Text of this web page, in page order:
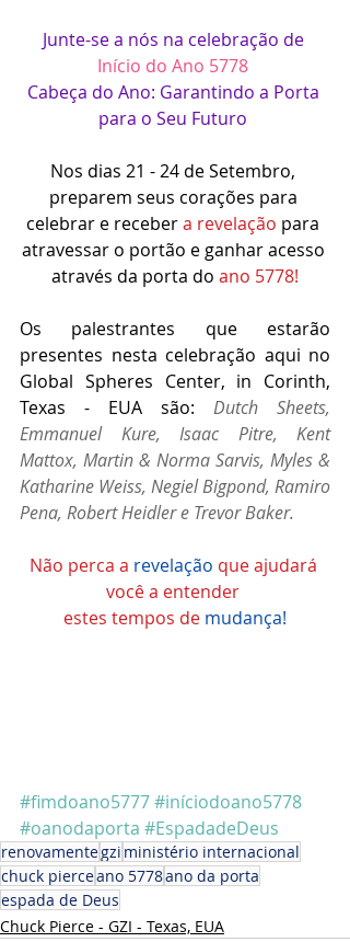
Junte-se a nós na celebração de
Início do Ano 5778
Cabeça do Ano: Garantindo a Porta
para o Seu Futuro
Nos dias 21 - 24 de Setembro,
preparem seus corações para
celebrar e receber a revelação para
atravessar o portão e ganhar acesso
através da porta do ano 5778!
Os palestrantes que estarão
presentes nesta celebração aqui no
Global Spheres Center, in Corinth,
Texas - EUA são: Dutch Sheets,
Emmanuel Kure, Isaac Pitre, Kent
Mattox, Martin & Norma Sarvis, Myles &
Katharine Weiss, Negiel Bigpond, Ramiro
Pena, Robert Heidler e Trevor Baker.
Não perca a revelação que ajudará
você a entender
estes tempos de mudança!
#fimdoano5777#iníciodoano5778
#oanodaporta #EspadadeDeus
renovamentegzi ministério internacional
chuck pierceano 5778ano da porta
espada de Deus
Chuck Pierce - GZI - Texas, EUA